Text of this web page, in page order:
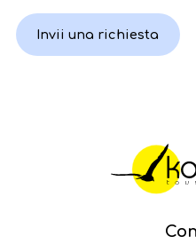
Invii una richiesta